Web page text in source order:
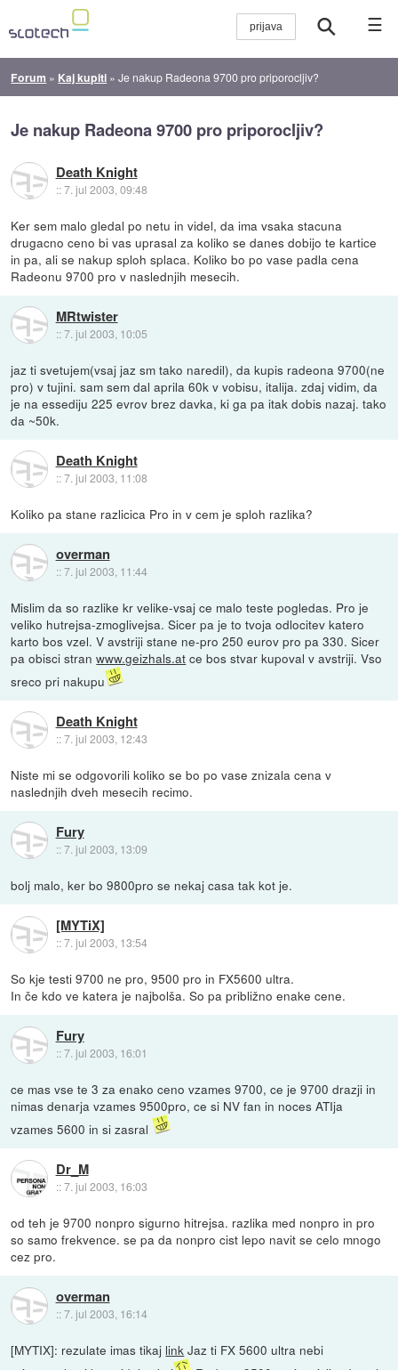
☰
Forum » Kaj kupiti »Je nakup Radeona 9700 pro priporocljiv?
Je nakup Radeona 9700 pro priporocljiv?
Death Knight
::7. jul 2003, 09:48
Ker sem malo gledal po netu in videl, da ima vsaka stacuna
drugacno ceno bi vas uprasal za koliko se danes dobijo te kartice
in pa, ali se nakup sploh splaca. Koliko bo po vase padla cena
Radeonu 9700 pro v naslednjih mesecih.
MRtwister
::7. jul 2003, 10:05
jaz ti svetujem(vsaj jaz sm tako naredil), da kupis radeona 9700(ne
pro) v tujini. sam sem dal aprila 60k v vobisu, italija. zdaj vidim, da
je na essediju 225 evrov brez davka, ki ga pa itak dobis nazaj. tako
da ~50k.
Death Knight
::7. jul 2003, 11:08
Koliko pa stane razlicica Pro in v cem je sploh razlika?
overman
::7. jul 2003, 11:44
Mislim da so razlike kr velike-vsaj ce malo teste pogledas. Pro je
veliko hutrejsa-zmoglivejsa. Sicer pa je to tvoja odlocitev katero
karto bos vzel. V avstriji stane ne-pro 250 eurov pro pa 330. Sicer
pa obisci stranwww.geizhals.at ce bos stvar kupoval v avstriji. Vso
sreco pri nakupu
Death Knight
::7. jul 2003, 12:43
Niste mi se odgovorili koliko se bo po vase znizala cena v
naslednjih dveh mesecih recimo.
Fury
::7. jul 2003, 13:09
bolj malo, ker bo 9800pro se nekaj casa tak kot je.
[MYTiX]
::7. jul 2003, 13:54
So kje testi 9700 ne pro, 9500 pro in FX5600 ultra.
In če kdo ve katera je najbolša. So pa približno enake cene.
Fury
::7. jul 2003, 16:01
ce mas vse te 3 za enako ceno vzames 9700, ce je 9700 drazji in
nimas denarja vzames 9500pro, ce si NV fan in noces ATIja
vzames 5600 in si zasral
Dr_M
::7. jul 2003, 16:03
od teh je 9700 nonpro sigurno hitrejsa. razlika med nonpro in pro
so samo frekvence. se pa da nonpro cist lepo navit se celo mnogo
cez pro.
overman
::7. jul 2003, 16:14
[MYTIX]: rezulate imas tikaj link Jaz ti FX 5600 ultra nebi